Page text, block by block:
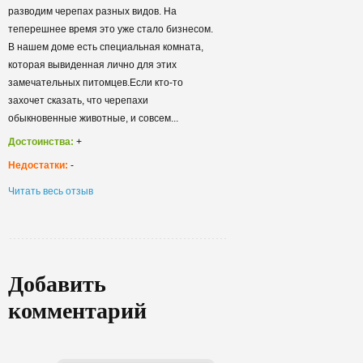
разводим черепах разных видов. На
теперешнее время это уже стало бизнесом.
В нашем доме есть специальная комната,
которая вывиденная лично для этих
замечательных питомцев.Если кто-то
захочет сказать, что черепахи
обыкновенные животные, и совсем...
Достоинства: +
Недостатки: -
Читать весь отзыв
Добавить
комментарий